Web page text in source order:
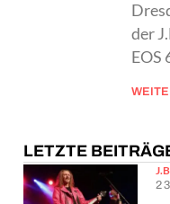
der
EOS
LETZTE